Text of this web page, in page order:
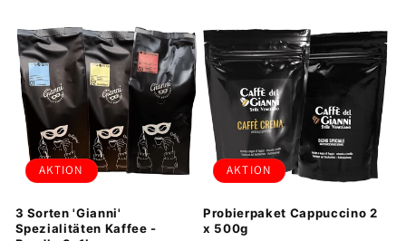
g
o
r
:
AKTION
3 Sorten 'Gianni'
Spezialitäten Kaffee -
AKTION
Probierpaket Cappuccino 2
x 500g